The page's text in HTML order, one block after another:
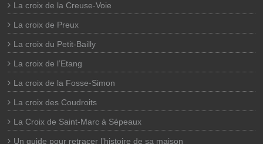
La croix de la Creuse-Voie
La croix de Preux
La croix du Petit-Bailly
La croix de l’Etang
La croix de la Fosse-Simon
La croix des Coudroits
La Croix de Saint-Marc à Sépeaux
Un guide pour retracer l’histoire de sa maison